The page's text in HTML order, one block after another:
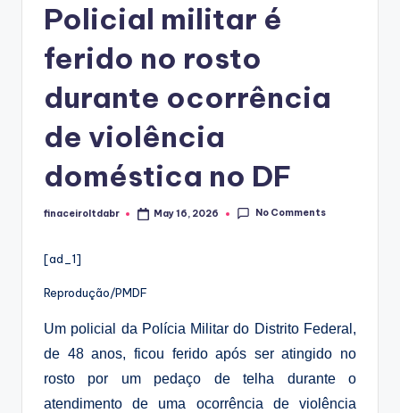
Policial militar é
ferido no rosto
durante ocorrência
de violência
doméstica no DF
Posted
finaceiroltdabr May 16, 2026 No Comments
[ad_1]
Reprodução/PMDF
Um policial da Polícia Militar do Distrito Federal ,
de 48 anos, ficou ferido após ser atingido no
rosto por um pedaço de telha durante o
atendimento de uma ocorrência de violência